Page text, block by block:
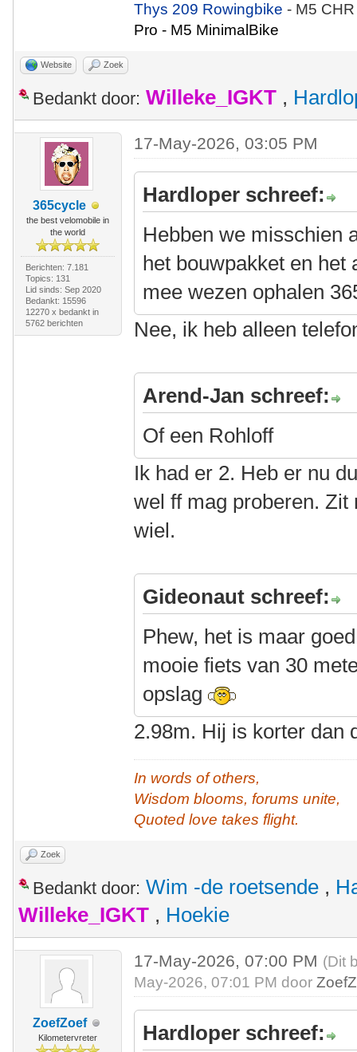
Thys 209 Rowingbike- M5
Pro - M5 MinimalBike
Website Zoek
Bedankt door: Willeke_IGKT ,
365cycle
the best velomobile in
the world
Berichten: 7.181
Topics: 131
Lid sinds: Sep 2020
Bedankt: 15596
12270 x bedankt in
5762 berichten
17-May-2026, 03:05 PM
Hardloper schreef:
Hebben we misschien
het bouwpakket en het
mee wezen ophalen
Nee, ik heb alleen
Arend-Jan schreef:
Of een Rohloff
Ik had er 2. Heb er nu
wel ff mag proberen.
wiel.
Gideonaut schreef:
Phew, het is maar
mooie fiets van 30
opslag
2.98m. Hij is korter dan
In words of others,
Wisdom blooms, forums unite,
Quoted love takes flight.
Zoek
Bedankt door: Wim -de roetsende ,
Willeke_IGKT , Hoekie
ZoefZoef
Kilometervreter
17-May-2026, 07:00 PM (Dit
May-2026, 07:01 PM door
Hardloper schreef: